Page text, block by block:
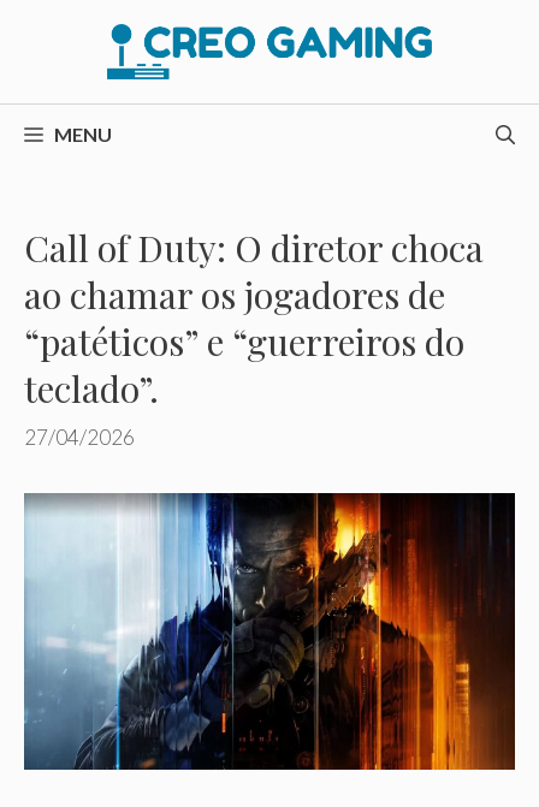
conteúdo
MENU
Call of Duty: O diretor choca
ao chamar os jogadores de
“patéticos” e “guerreiros do
teclado”.
27/04/2026